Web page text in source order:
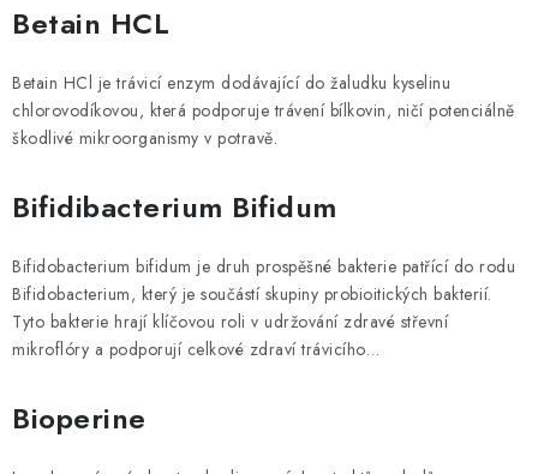
Betain HCL
Betain HCl je trávicí enzym dodávající do žaludku kyselinu
chlorovodíkovou, která podporuje trávení bílkovin, ničí potenciálně
škodlivé mikroorganismy v potravě.
Bifidibacterium Bifidum
Bifidobacterium bifidum je druh prospěšné bakterie patřící do rodu
Bifidobacterium, který je součástí skupiny probioitických bakterií.
Tyto bakterie hrají klíčovou roli v udržování zdravé střevní
mikroflóry a podporují celkové zdraví trávicího…
Bioperine